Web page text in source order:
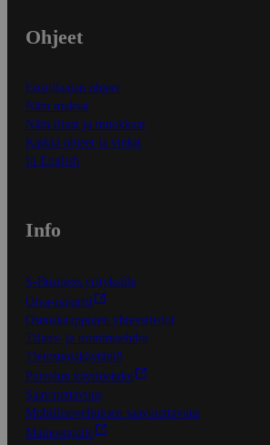
Ohjeet
Ensitilaajan ohjeet
Näin maksat
Näin tilaat ja muokkaat
Kaikki ohjeet ja vinkit
In English
Info
S-Business yrityksille
Oiva-raportit
Osuuskauppojen yhteystiedot
Tilaus- ja toimitusehdot
Tietosuojakäytäntö
Palvelun käyttöehdot
Saavutettavuus
Mobiilisovelluksen saavutettavuus
Mainostajalle